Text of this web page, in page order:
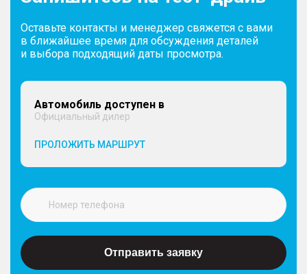
Оставьте контакты и менеджер свяжется с вами
в ближайшее время для обсуждения деталей
и выбора подходящий даты просмотра.
Автомобиль доступен в
Официальный дилер
ПРОЛОЖИТЬ МАРШРУТ
Отправить заявку